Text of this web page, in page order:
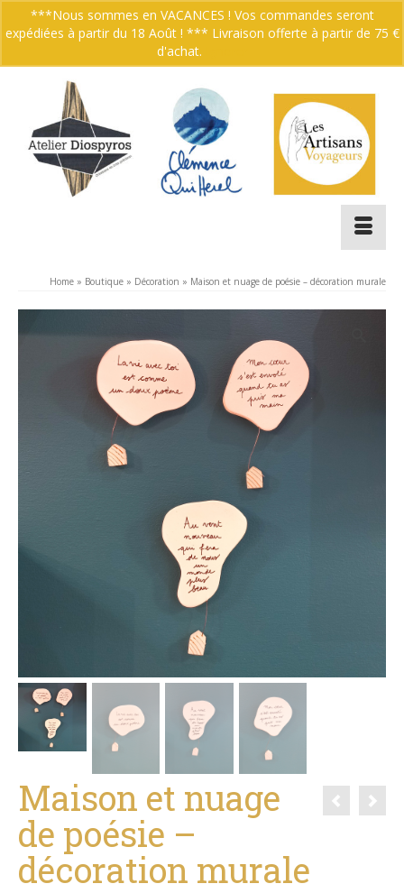
Votre panier 0.00€
Home » Boutique » Décoration » Maison et nuage de poésie – décoration murale
Maison et nuage
de poésie –
décoration murale
***Nous sommes en VACANCES ! Vos commandes seront
expédiées à partir du 18 Août ! *** Livraison offerte à partir de 75 €
d'achat.